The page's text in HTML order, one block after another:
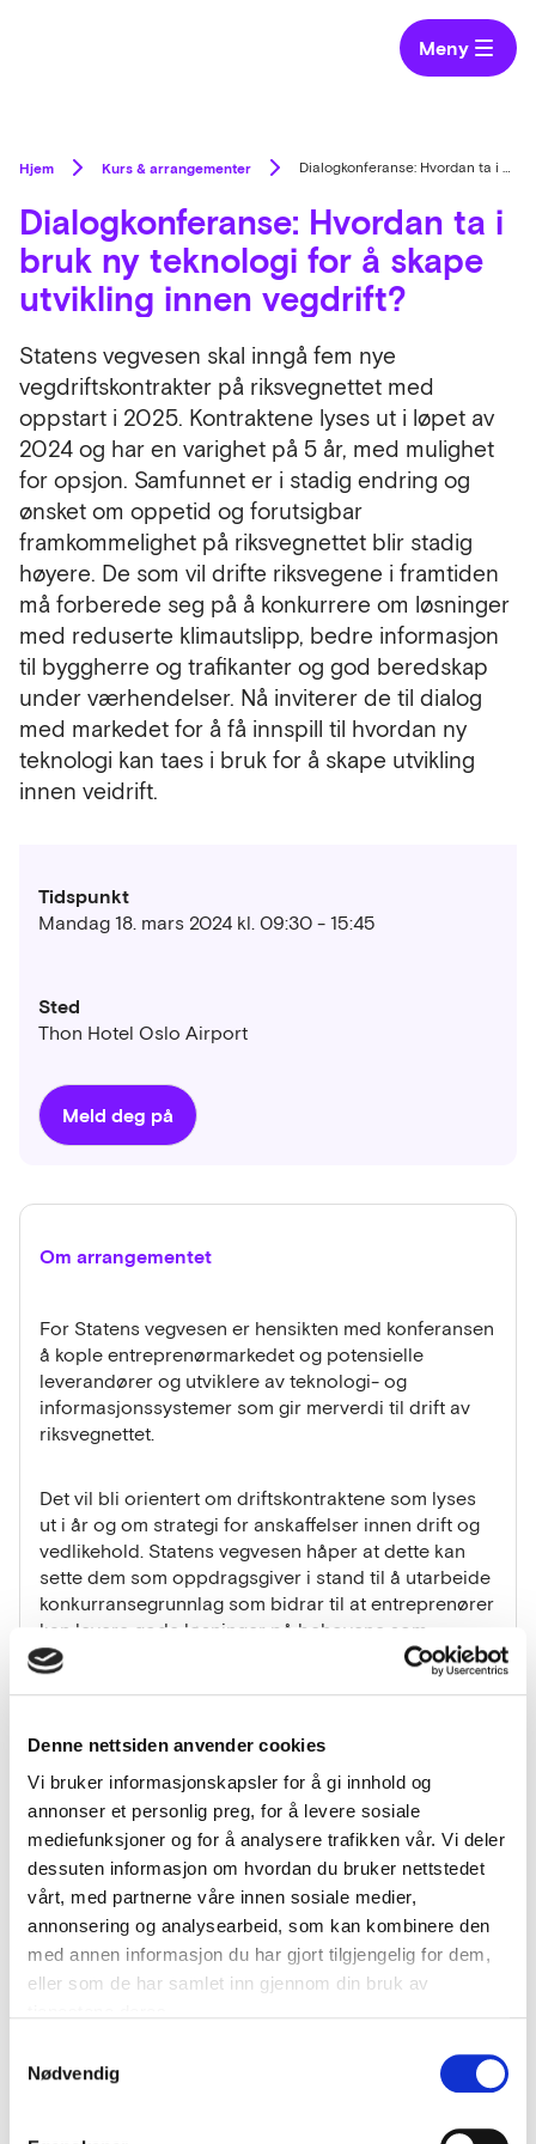
Denne nettsiden anvender cookies
Vi bruker informasjonskapsler for å gi innhold og
annonser et personlig preg, for å levere sosiale
mediefunksjoner og for å analysere trafikken vår. Vi deler
dessuten informasjon om hvordan du bruker nettstedet
vårt, med partnerne våre innen sosiale medier,
annonsering og analysearbeid, som kan kombinere den
med annen informasjon du har gjort tilgjengelig for dem,
eller som de har samlet inn gjennom din bruk av
Nødvendig
Meny
Hjem Kurs & arrangementer Dialogkonferanse: Hvordan ta i bruk ny teknologi for å skape utvikling innen vegdrift?
Dialogkonferanse: Hvordan ta i
bruk ny teknologi for å skape
utvikling innen vegdrift?
Statens vegvesen skal inngå fem nye
vegdriftskontrakter på riksvegnettet med
oppstart i 2025. Kontraktene lyses ut i løpet av
2024 og har en varighet på 5 år, med mulighet
for opsjon. Samfunnet er i stadig endring og
ønsket om oppetid og forutsigbar
framkommelighet på riksvegnettet blir stadig
høyere. De som vil drifte riksvegene i framtiden
må forberede seg på å konkurrere om løsninger
med reduserte klimautslipp, bedre informasjon
til byggherre og trafikanter og god beredskap
under værhendelser. Nå inviterer de til dialog
med markedet for å få innspill til hvordan ny
teknologi kan taes i bruk for å skape utvikling
innen veidrift.
Tidspunkt
Mandag 18. mars 2024 kl. 09:30 - 15:45
Sted
Thon Hotel Oslo Airport
Meld deg på
Om arrangementet
For Statens vegvesen er hensikten med konferansen
å kople entreprenørmarkedet og potensielle
leverandører og utviklere av teknologi- og
informasjonssystemer som gir merverdi til drift av
riksvegnettet.
Det vil bli orientert om driftskontraktene som lyses
ut i år og om strategi for anskaffelser innen drift og
vedlikehold. Statens vegvesen håper at dette kan
sette dem som oppdragsgiver i stand til å utarbeide
konkurransegrunnlag som bidrar til at entreprenører
kan levere gode løsninger på behovene som
presenteres.
som finnes i markedet av digitale støtte- og
beslutningssystemer for vegdrift, slik at de kan sette
inn best mulige tiltak til rett tid. Utviklerne på sin side
skal få innsikt i hvilke behov driftsentreprenørene
har.
Leverandørdialogen består av:
Dialogkonferanse med mulighet for kobling
mellom aktører, og hvor teknologileverandører
Påfølgende digitale en-til-en-møter hvor